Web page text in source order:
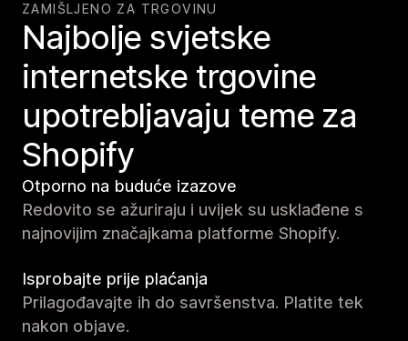
ZAMIŠLJENO ZA TRGOVINU
Najbolje svjetske
internetske trgovine
upotrebljavaju teme za
Shopify
Otporno na buduće izazove
Redovito se ažuriraju i uvijek su usklađene s
najnovijim značajkama platforme Shopify.
Isprobajte prije plaćanja
Prilagođavajte ih do savršenstva. Platite tek
nakon objave.